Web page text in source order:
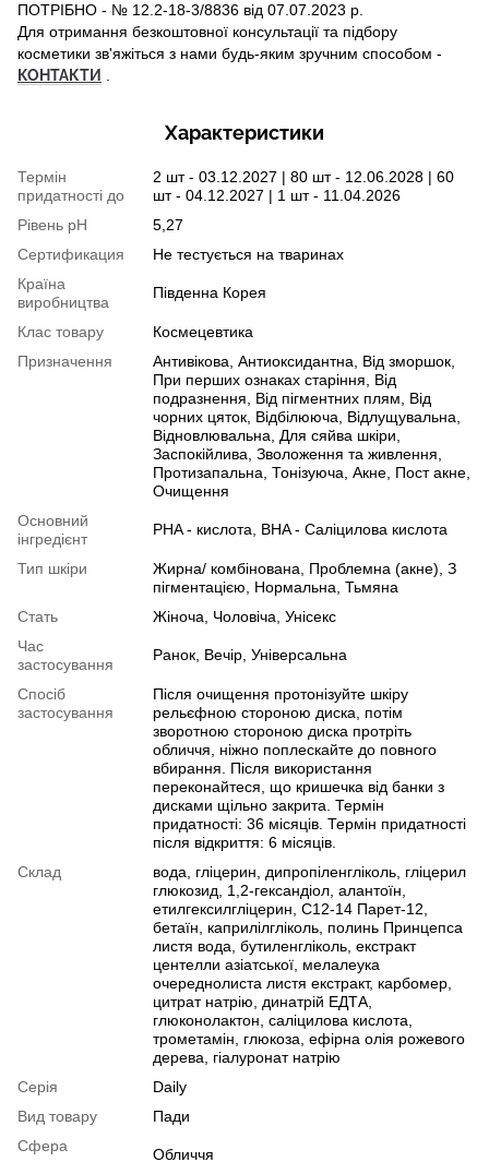
ПОТРІБНО - № 12.2-18-3/8836 від 07.07.2023 р.
Для отримання безкоштовної консультації та підбору
косметики зв'яжіться з нами будь-яким зручним способом -
КОНТАКТИ
Характеристики
Термін
придатності до
2 шт - 03.12.2027 | 80 шт - 12.06.2028 | 60
шт - 04.12.2027 | 1 шт - 11.04.2026
Рівень рН
5,27
Сертификация
Не тестується на тваринах
Країна
виробництва
Південна Корея
Клас товару
Космецевтика
Призначення
Антивікова, Антиоксидантна, Від зморшок,
При перших ознаках старіння, Від
подразнення, Від пігментних плям, Від
чорних цяток, Відбілююча, Відлущувальна,
Відновлювальна, Для сяйва шкіри,
Заспокійлива, Зволоження та живлення,
Протизапальна, Тонізуюча, Акне, Пост акне,
Очищення
Основний
інгредієнт
PHA - кислота, BHA - Саліцилова кислота
Тип шкіри
Жирна/ комбінована, Проблемна (акне), З
пігментацією, Нормальна, Тьмяна
Стать
Жіноча, Чоловіча, Унісекс
Час
застосування
Ранок, Вечір, Універсальна
Спосіб
застосування
Після очищення протонізуйте шкіру
рельєфною стороною диска, потім
зворотною стороною диска протріть
обличчя, ніжно поплескайте до повного
вбирання. Після використання
переконайтеся, що кришечка від банки з
дисками щільно закрита. Термін
придатності: 36 місяців. Термін придатності
після відкриття: 6 місяців.
Склад
вода, гліцерин, дипропіленгліколь, гліцерил
глюкозид, 1,2-гександіол, алантоїн,
етилгексилгліцерин, C12-14 Парет-12,
бетаїн, каприлілгліколь, полинь Принцепса
листя вода, бутиленгліколь, екстракт
центелли азіатської, мелалеука
очереднолиста листя екстракт, карбомер,
цитрат натрію, динатрій ЕДТА,
глюконолактон, саліцилова кислота,
трометамін, глюкоза, ефірна олія рожевого
дерева, гіалуронат натрію
Серія
Daily
Вид товару
Пади
Сфера
Обличчя